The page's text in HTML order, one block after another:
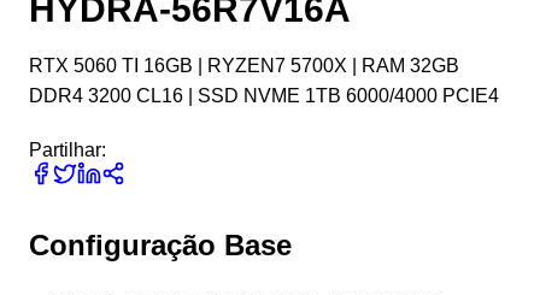
HYDRA-56R7V16A
RTX 5060 TI 16GB | RYZEN7 5700X | RAM 32GB
DDR4 3200 CL16 | SSD NVME 1TB 6000/4000 PCIE4
Partilhar:
Configuração Base